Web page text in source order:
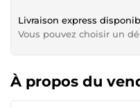
Livraison express
Vous pouvez choisir un
À propos du